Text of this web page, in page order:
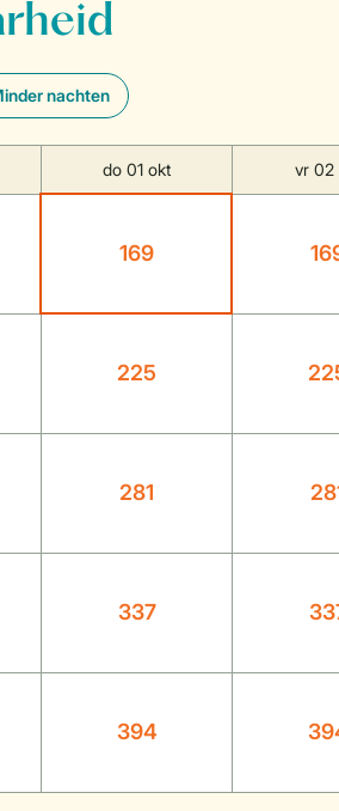
nachten
do 01 okt vr 02
169
225
281
337
394